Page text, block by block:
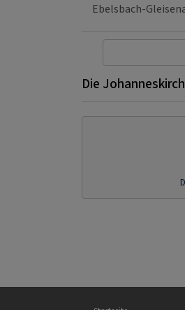
Ebelsbach-
Die
Hauptnavigation